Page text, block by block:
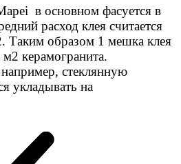
в основном фасуется в
расход клея считается
Таким образом 1 мешка клея
м2 керамогранита.
стеклянную
укладывать на